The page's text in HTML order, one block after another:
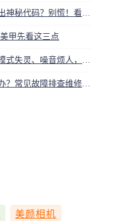
糟了！扬子空调屏幕突然跳出神秘代码？别慌！看懂它就是读懂空调的求救病历
甲先看这三点
小米净化器真是鸡肋！自动模式失灵、噪音烦人，你家还在当摆设？
苏泊尔电饭煲不工作了怎么办？常见故障排查维修方法
美颜相机